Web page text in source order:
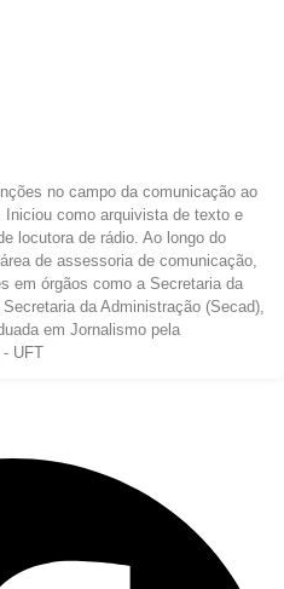
no campo da comunicação ao
Iniciou como arquivista de texto e
locutora de rádio. Ao longo do
de assessoria de comunicação,
em órgãos como a Secretaria da
da Administração (Secad),
em Jornalismo pela
- UFT